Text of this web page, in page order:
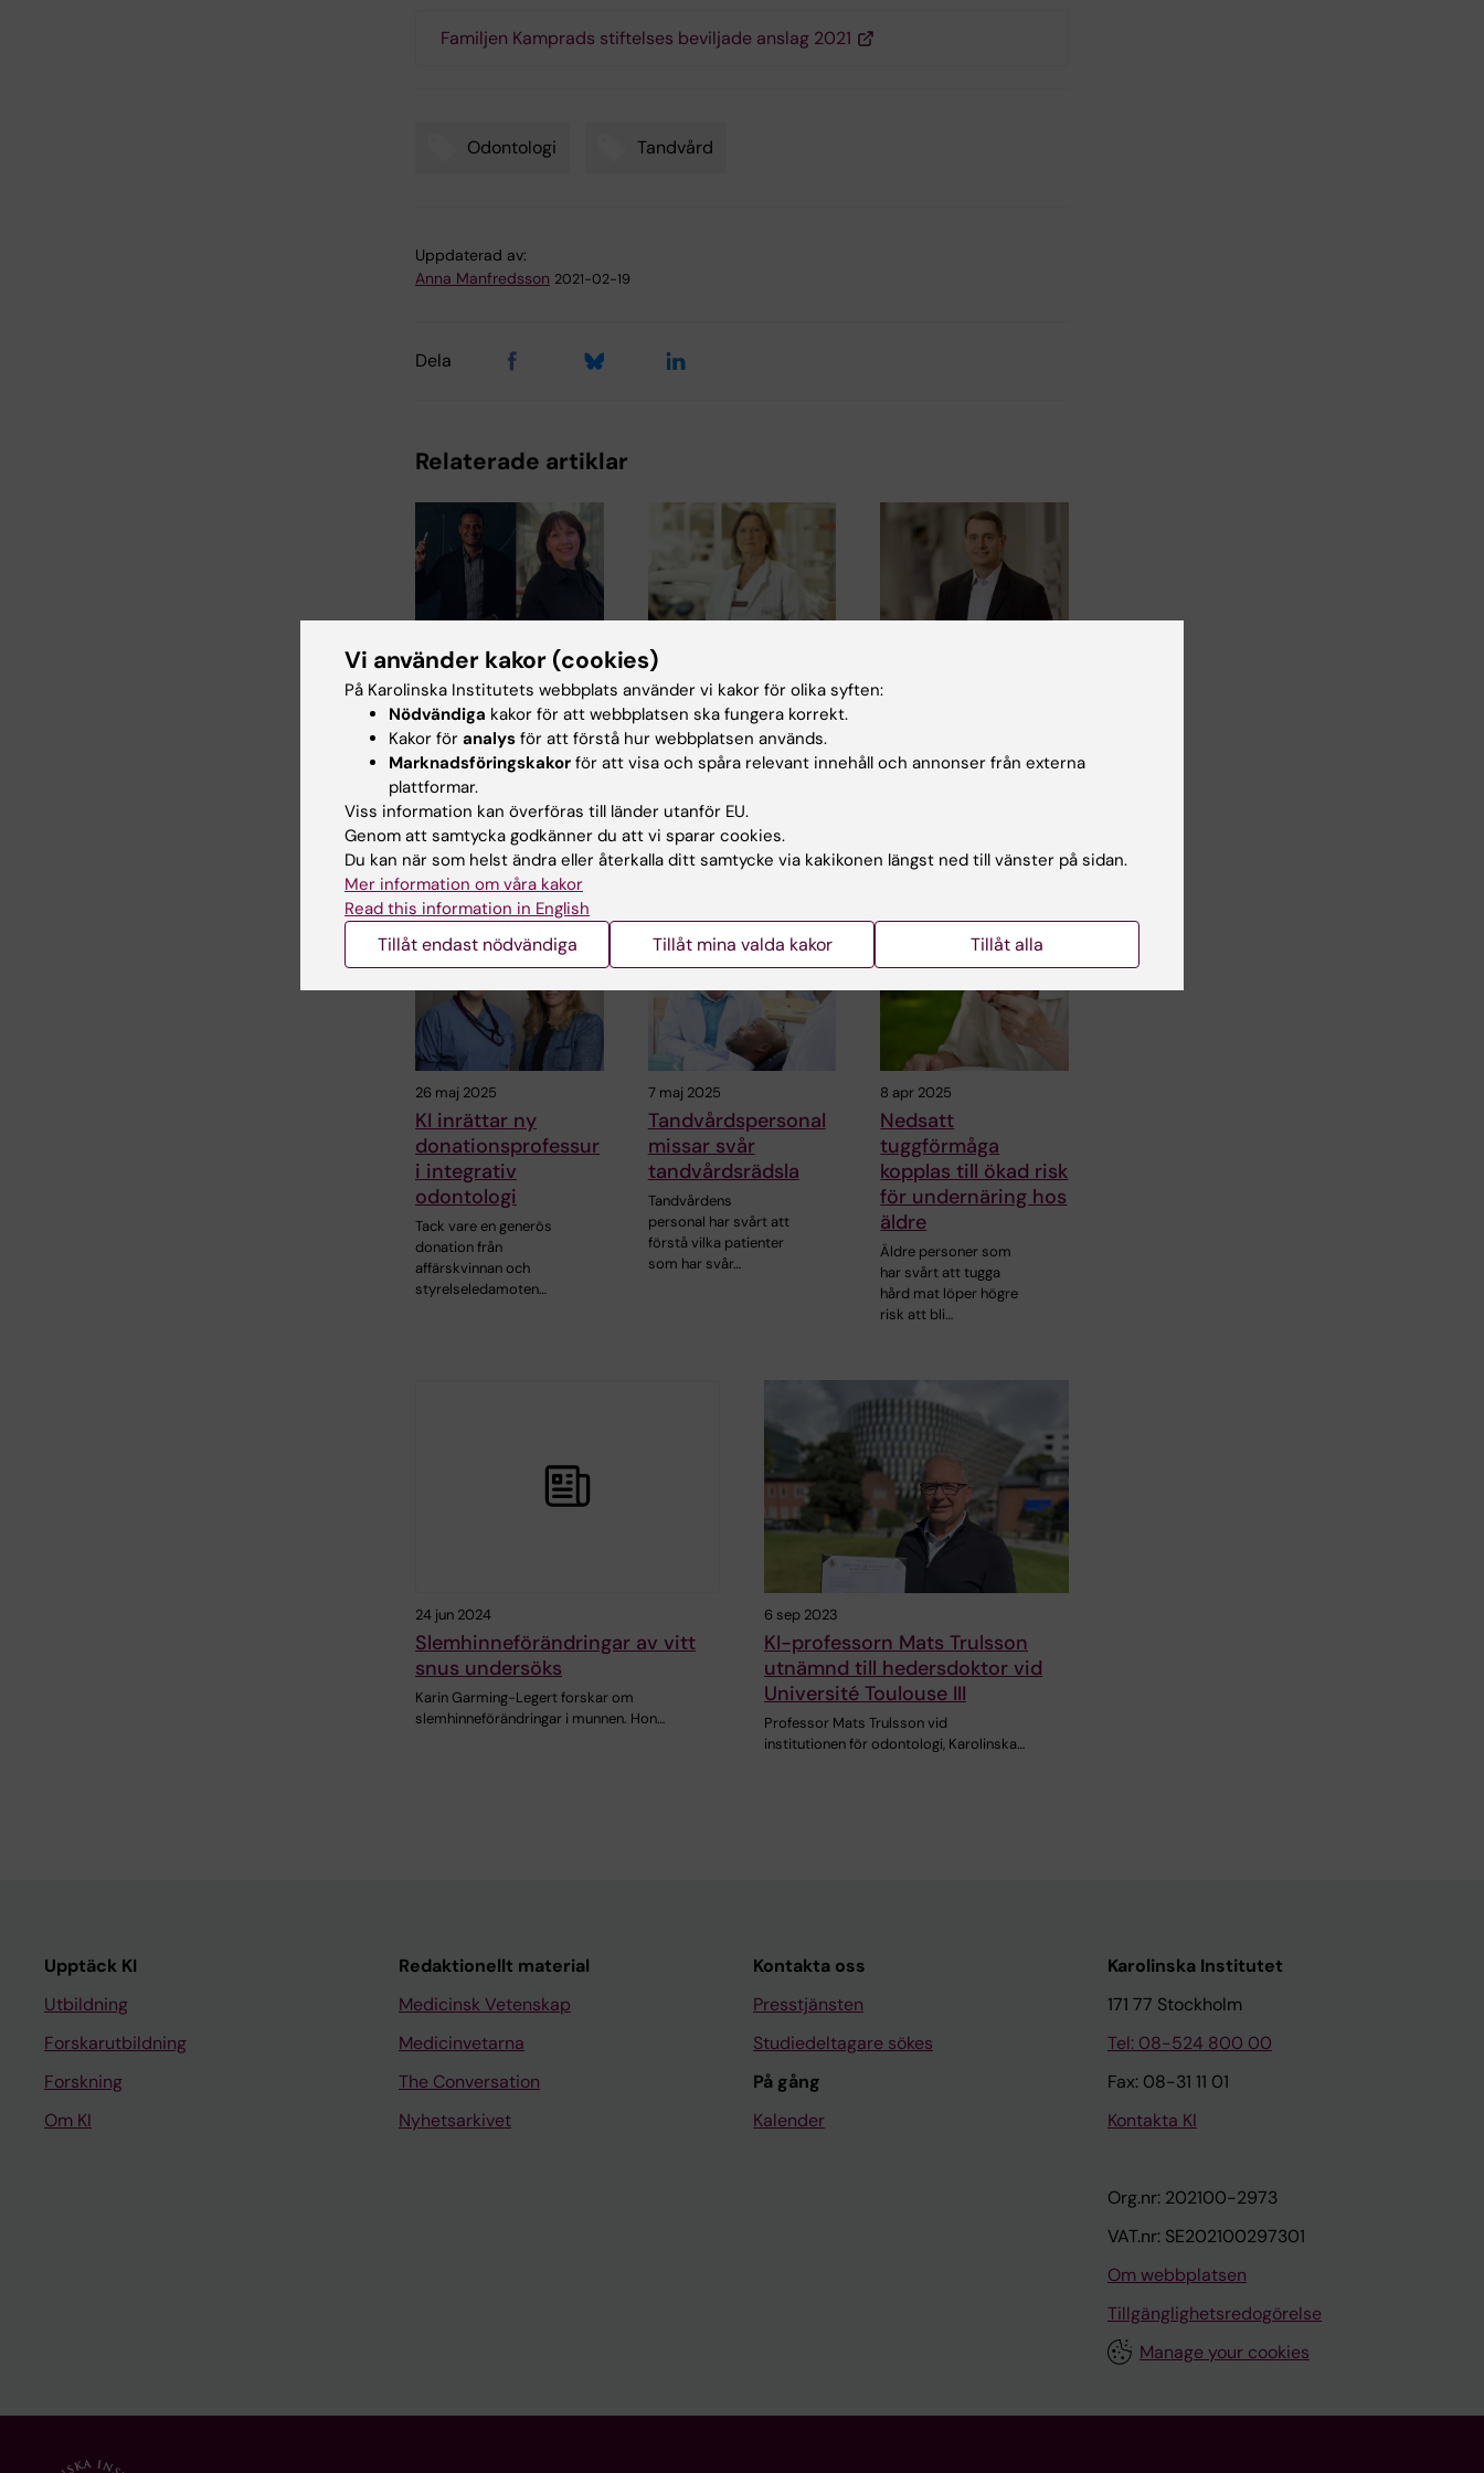
Familjen Kamprads stiftelses beviljade anslag 2021
Odontologi Tandvård
Uppdaterad av:
Anna Manfredsson 2021-02-19
Dela
Relaterade artiklar
11 maj 2026
Nicola Orsini och
Karin Garming
Legert tilldelas
Pedagogiska priset
Kommittén för
utbildning på
grundnivå och
avancerad nivå har
beslutat att…
23 okt 2025
Söker den optimala
behandlingen för
läpp-, käk- och
gomspalt
vilken behandling
som fungerar bäst för
barn med…
Söker
ansiktssmärta
och vuxna och kan…
26 maj 2025
KI inrättar ny
donationsprofessur
i integrativ
odontologi
Tack vare en generös
donation från
affärskvinnan och
styrelseledamoten…
7 maj 2025
Tandvårdspersonal
missar svår
tandvårdsrädsla
Tandvårdens
personal har svårt att
förstå vilka patienter
som har svår…
8 apr 2025
Nedsatt
tuggförmåga
kopplas till ökad risk
för undernäring hos
äldre
Äldre personer som
har svårt att tugga
hård mat löper högre
risk att bli…
24 jun 2024
Slemhinneförändringar av vitt
snus undersöks
Karin Garming-Legert forskar om
slemhinneförändringar i munnen. Hon…
6 sep 2023
KI-professorn Mats Trulsson
utnämnd till hedersdoktor vid
Université Toulouse III
Professor Mats Trulsson vid
institutionen för odontologi, Karolinska…
Upptäck KI
Utbildning
Forskarutbildning
Forskning
Om KI
Redaktionellt material
Medicinsk Vetenskap
Medicinvetarna
The Conversation
Nyhetsarkivet
Kontakta oss
Presstjänsten
Studiedeltagare sökes
På gång
Kalender
Karolinska Institutet
171 77 Stockholm
Tel: 08-524 800 00
Fax: 08-31 11 01
Kontakta KI
Org.nr: 202100-2973
VAT.nr: SE202100297301
Om webbplatsen
Tillgänglighetsredogörelse
Manage your cookies
Vi använder kakor (cookies)
På Karolinska Institutets webbplats använder vi kakor för olika syften:
Nödvändiga kakor för att webbplatsen ska fungera korrekt.
Kakor för analys för att förstå hur webbplatsen används.
Marknadsföringskakor för att visa och spåra relevant innehåll och annonser från externa
plattformar.
Viss information kan överföras till länder utanför EU.
Genom att samtycka godkänner du att vi sparar cookies.
Du kan när som helst ändra eller återkalla ditt samtycke via kakikonen längst ned till vänster på sidan.
Mer information om våra kakor
Read this information in English
Tillåt endast nödvändiga Tillåt mina valda kakor Tillåt alla